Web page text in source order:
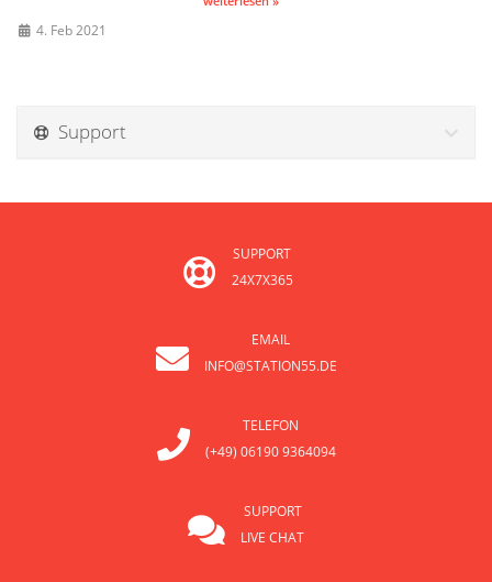
4. Feb 2021
Support
SUPPORT
24X7X365
EMAIL
INFO@STATION55.DE
TELEFON
(+49) 06190 9364094
SUPPORT
LIVE CHAT